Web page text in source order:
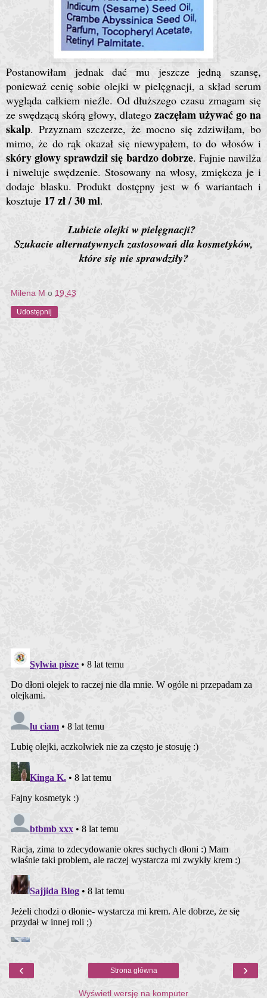
Postanowiłam jednak dać mu jeszcze jedną szansę,
ponieważ cenię sobie olejki w pielęgnacji, a skład serum
wygląda całkiem nieźle. Od dłuższego czasu zmagam się
ze swędzącą skórą głowy, dlatego zaczęłam używać go na
skalp. Przyznam szczerze, że mocno się zdziwiłam, bo
mimo, że do rąk okazał się niewypałem, to do włosów i
skóry głowy sprawdził się bardzo dobrze. Fajnie nawilża
i niweluje swędzenie. Stosowany na włosy, zmiękcza je i
dodaje blasku. Produkt dostępny jest w 6 wariantach i
kosztuje 17 zł / 30 ml.
Lubicie olejki w pielęgnacji?
Szukacie alternatywnych zastosowań dla kosmetyków,
które się nie sprawdziły?
Milena M o 19:43
Udostępnij
‹ ›
Strona główna
Wyświetl wersję na komputer